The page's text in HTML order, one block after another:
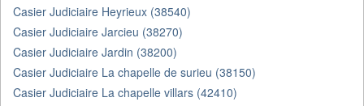
Casier Judiciaire Heyrieux (38540)
Casier Judiciaire Jarcieu (38270)
Casier Judiciaire Jardin (38200)
Casier Judiciaire La chapelle de surieu (38150)
Casier Judiciaire La chapelle villars (42410)